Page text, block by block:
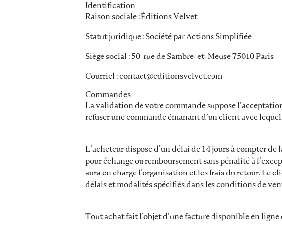
Identification
Raison sociale : Éditions Velvet
Statut juridique : Société par Actions Simplifiée
Siège social : 50, rue de Sambre-et-Meuse 75010 Paris
Courriel : contact@editionsvelvet.com
Commandes
La validation de votre commande suppose
refuser une commande émanant d’un client avec
L’acheteur dispose d’un délai de 14 jours à compter
pour échange ou remboursement sans pénalité à
aura en charge l’organisation et les frais du retour. Le
délais et modalités spécifiés dans les conditions de
Tout achat fait l’objet d’une facture disponible en ligne